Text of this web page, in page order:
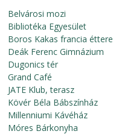
Belvárosi mozi
Bibliotéka Egyesület
Boros Kakas francia
Deák Ferenc Gimnázium
Dugonics tér
Grand Café
JATE Klub, terasz
Kövér Béla Bábszínház
Millenniumi Kávéház
Móres Bárkonyha